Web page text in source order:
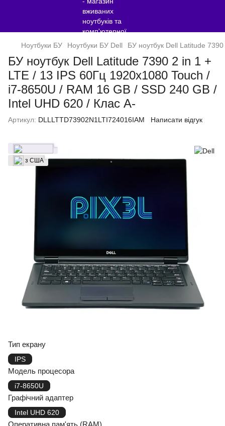
Ноутбуки БУ Ноутбуки БУ Dell БУ ноутбук Dell Latitude
БУ ноутбук Dell Latitude 7390 2 in 1 +
LTE / 13 IPS 60Гц 1920x1080 Touch /
i7-8650U / RAM 16 GB / SSD 240 GB /
Intel UHD 620 / Клас A-
Артикул: DLLLTTD73902N1LTI724016IAM Написати відгук
з США
Тип екрану
IPS
Модель процесора
i7-8650U
Графічний адаптер
Intel UHD 620